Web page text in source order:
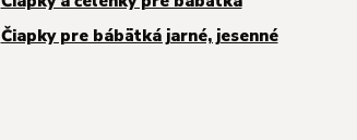
Čiapky pre bábätká jarné, jesenné